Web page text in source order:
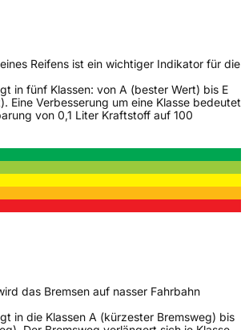
Master
SUV
Reifens ist ein wichtiger Indikator für die
in fünf Klassen: von A (bester Wert) bis E
Eine Verbesserung um eine Klasse bedeutet
von 0,1 Liter Kraftstoff auf 100
das Bremsen auf nasser Fahrbahn
in die Klassen A (kürzester Bremsweg) bis